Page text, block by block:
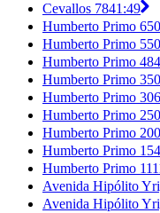
Cevallos 7841:49
Humberto Primo
Humberto Primo
Humberto Primo 484
Humberto Primo
Humberto Primo 306
Humberto Primo
Humberto Primo
Humberto Primo 154
Humberto Primo 111
Avenida Hipólito
Avenida Hipólito